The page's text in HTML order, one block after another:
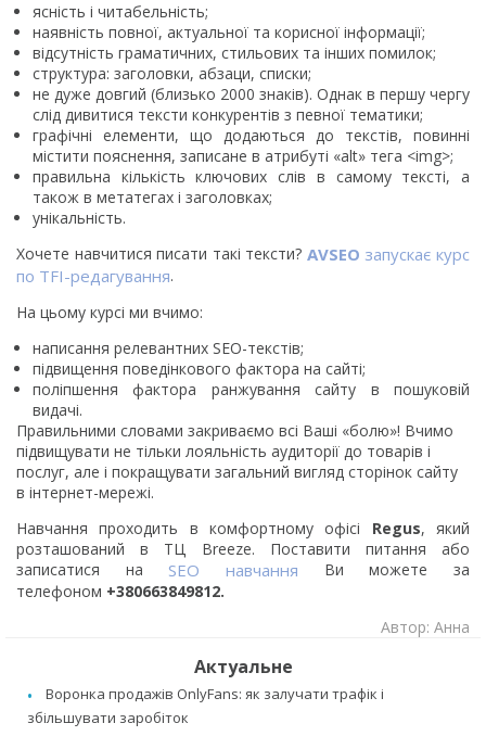
ясність і читабельність;
наявність повної, актуальної та корисної інформації;
відсутність граматичних, стильових та інших помилок;
структура: заголовки, абзаци, списки;
не дуже довгий (близько 2000 знаків). Однак в першу чергу
слід дивитися тексти конкурентів з певної тематики;
графічні елементи, що додаються до текстів, повинні
містити пояснення, записане в атрибуті «alt» тега <img>;
правильна кількість ключових слів в самому тексті, а
також в метатегах і заголовках;
унікальність.
Хочете навчитися писати такі тексти? AVSEO запускає курс
по TFI-редагування.
На цьому курсі ми вчимо:
написання релевантних SEO-текстів;
підвищення поведінкового фактора на сайті;
поліпшення фактора ранжування сайту в пошуковій
видачі.
Правильними словами закриваємо всі Ваші «болю»! Вчимо
підвищувати не тільки лояльність аудиторії до товарів і
послуг, але і покращувати загальний вигляд сторінок сайту
в інтернет-мережі.
Навчання проходить в комфортному офісі
Regus, який
розташований в ТЦ Breeze. Поставити питання або
записатися на SEO навчання Ви можете за
телефоном +380663849812.
Автор: Анна
Актуальне
Воронка продажів OnlyFans: як залучати трафік і
збільшувати заробіток